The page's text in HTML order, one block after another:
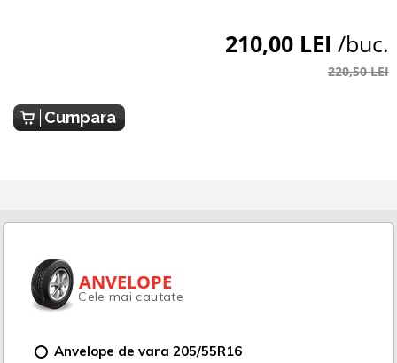
210,00 LEI /buc.
220,50 LEI
Cumpara
ANVELOPE
Cele mai cautate
Anvelope de vara 205/55R16